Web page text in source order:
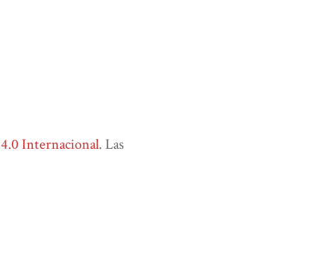
Internacional. Las